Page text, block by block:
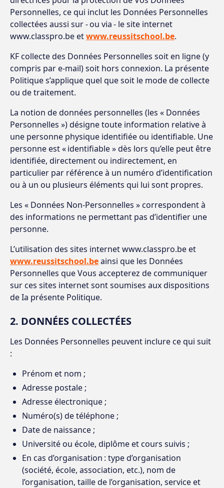
Personnelles, ce qui inclut les Données Personnelles
collectées aussi sur - ou via - le site internet
www.classpro.be etwww.reussitschool.be.
KF collecte des Données Personnelles soit en ligne (y
compris par e-mail) soit hors connexion. La présente
Politique s’applique quel que soit le mode de collecte
ou de traitement.
La notion de données personnelles (les « Données
Personnelles ») désigne toute information relative à
une personne physique identifiée ou identifiable. Une
personne est « identifiable » dès lors qu’elle peut être
identifiée, directement ou indirectement, en
particulier par référence à un numéro d’identification
ou à un ou plusieurs éléments qui lui sont propres.
Les « Données Non-Personnelles » correspondent à
des informations ne permettant pas d’identifier une
personne.
L’utilisation des sites internet www.classpro.be et
www.reussitschool.beainsi que les Données
Personnelles que Vous accepterez de communiquer
sur ces sites internet sont soumises aux dispositions
de Ia présente Politique.
2. DONNÉES COLLECTÉES
Les Données Personnelles peuvent inclure ce qui suit
:
Prénom et nom ;
Adresse postale ;
Adresse électronique ;
Numéro(s) de téléphone ;
Date de naissance ;
Université ou école, diplôme et cours suivis ;
En cas d’organisation : type d’organisation
(société, école, association, etc.), nom de
l’organisation, taille de l’organisation, service et